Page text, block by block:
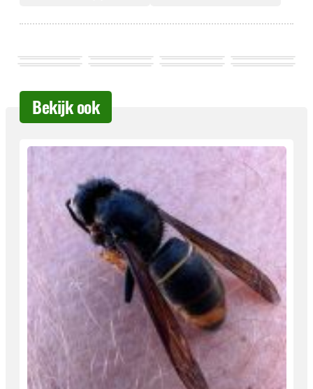
Bekijk ook